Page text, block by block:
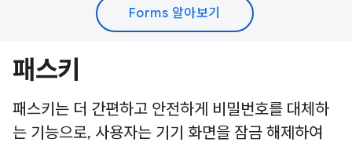
Forms 알아보기
패스키
패스키는 더 간편하고 안전하게 비밀번호를 대체하
는 기능으로, 사용자는 기기 화면을 잠금 해제하여